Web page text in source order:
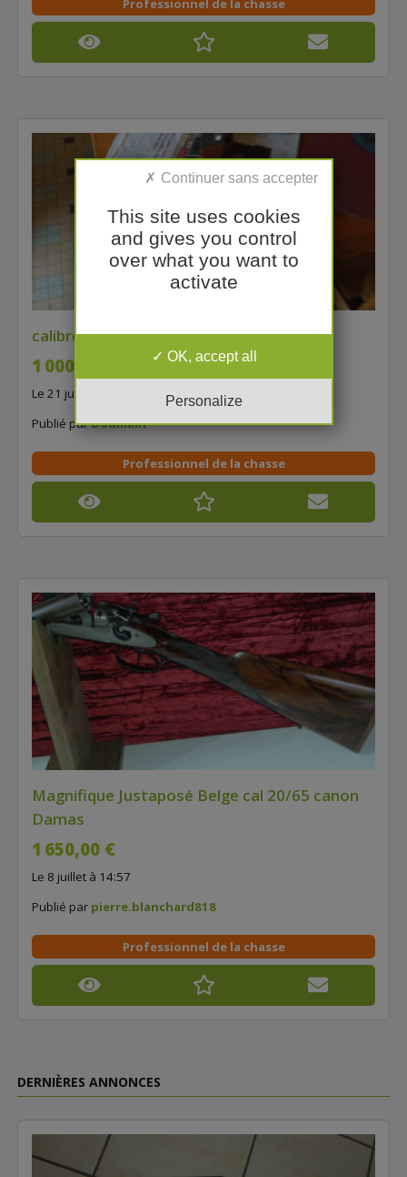
Professionnel de la chasse
calibre 10-89
1 000,00 €
Le 21 juillet à 16:23
Publié parDoumain
Professionnel de la chasse
Magnifique Justaposé Belge cal 20/65 canon
Damas
1 650,00 €
Le 8 juillet à 14:57
Publié par pierre.blanchard818
Professionnel de la chasse
DERNIÈRES ANNONCES
This site uses cookies
and gives you control
over what you want to
activate
OK, accept all
Personalize